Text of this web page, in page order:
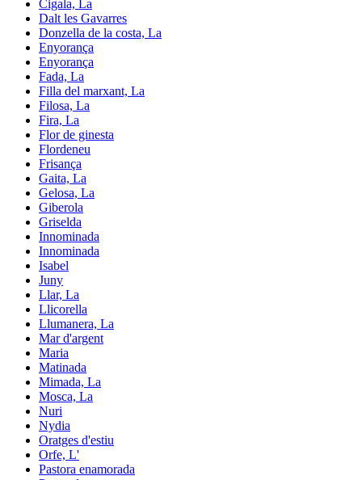
Cigala, La
Dalt les Gavarres
Donzella de la costa, La
Enyorança
Enyorança
Fada, La
Filla del marxant, La
Filosa, La
Fira, La
Flor de ginesta
Flordeneu
Frisança
Gaita, La
Gelosa, La
Giberola
Griselda
Innominada
Innominada
Isabel
Juny
Llar, La
Llicorella
Llumanera, La
Mar d'argent
Maria
Matinada
Mimada, La
Mosca, La
Nuri
Nydia
Oratges d'estiu
Orfe, L'
Pastora enamorada